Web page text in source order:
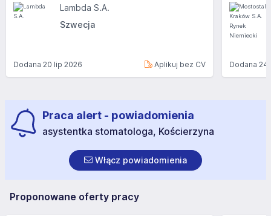
Lambda S.A.
Szwecja
Dodana 20 lip 2026 Aplikuj bez CV Dodana24
Praca alert - powiadomienia
asystentka stomatologa, Kościerzyna
Włącz powiadomienia
Proponowane oferty pracy